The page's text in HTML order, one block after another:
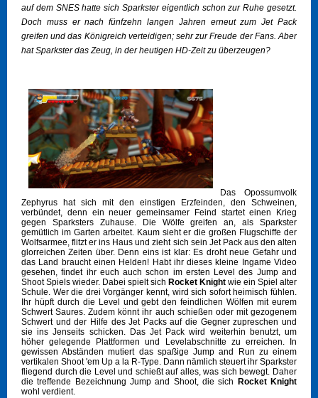
auf dem SNES hatte sich Sparkster eigentlich schon zur Ruhe gesetzt.
Doch muss er nach fünfzehn langen Jahren erneut zum Jet Pack
greifen und das Königreich verteidigen; sehr zur Freude der Fans. Aber
hat Sparkster das Zeug, in der heutigen HD-Zeit zu überzeugen?
Das Opossumvolk
Zephyrus hat sich mit den einstigen Erzfeinden, den Schweinen,
verbündet, denn ein neuer gemeinsamer Feind startet einen Krieg
gegen Sparksters Zuhause. Die Wölfe greifen an, als Sparkster
gemütlich im Garten arbeitet. Kaum sieht er die großen Flugschiffe der
Wolfsarmee, flitzt er ins Haus und zieht sich sein Jet Pack aus den alten
glorreichen Zeiten über. Denn eins ist klar: Es droht neue Gefahr und
das Land braucht einen Helden! Habt ihr dieses kleine Ingame Video
gesehen, findet ihr euch auch schon im ersten Level des Jump and
Shoot Spiels wieder. Dabei spielt sich Rocket Knight wie ein Spiel alter
Schule. Wer die drei Vorgänger kennt, wird sich sofort heimisch fühlen.
Ihr hüpft durch die Level und gebt den feindlichen Wölfen mit eurem
Schwert Saures. Zudem könnt ihr auch schießen oder mit gezogenem
Schwert und der Hilfe des Jet Packs auf die Gegner zupreschen und
sie ins Jenseits schicken. Das Jet Pack wird weiterhin benutzt, um
höher gelegende Plattformen und Levelabschnitte zu erreichen. In
gewissen Abständen mutiert das spaßige Jump and Run zu einem
vertikalen Shoot 'em Up a la R-Type. Dann nämlich steuert ihr Sparkster
fliegend durch die Level und schießt auf alles, was sich bewegt. Daher
die treffende Bezeichnung Jump and Shoot, die sich
Rocket Knight
wohl verdient.